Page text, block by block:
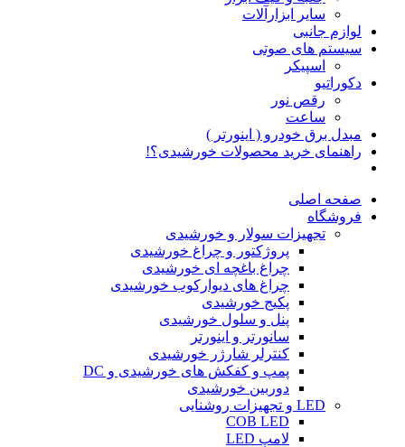
سایر ابزارآلات
لوازم جانبی
سیستم های صوتی
اسپیکر
دکوراتیو
رقص نور
ساعت
مبدل برق خودرو ( اینورتر )
راهنمای خرید محصولات خورشیدی؟!
صفحه اصلی
فروشگاه
تجهیزات سولار و خورشیدی
پروژکتور و چراغ خورشیدی
چراغ باغچه ای خورشیدی
چراغ های دیوارکوب خورشیدی
پکیج خورشیدی
پنل و سلول خورشیدی
سانورتر و اینورتر
کنترلر شارژر خورشیدی
پمپ و کفکش های خورشیدی و DC
دوربین خورشیدی
LED و تجهیزات روشنایی
COB LED
لامپ LED